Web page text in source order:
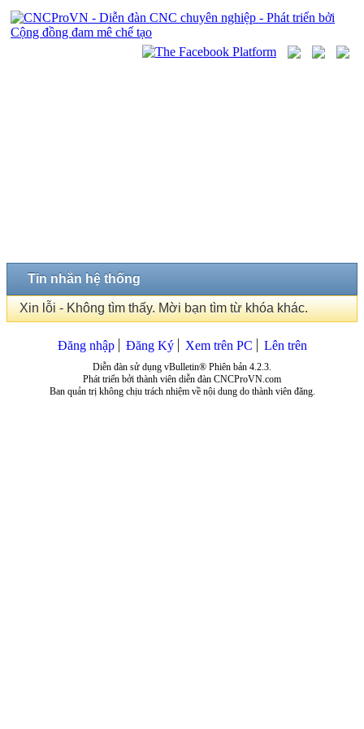
Tin nhắn hệ thống
Xin lỗi - Không tìm thấy. Mời bạn tìm từ khóa khác.
Đăng nhập Đăng Ký Xem trên PC Lên trên
Diễn đàn sử dụng vBulletin® Phiên bản 4.2.3.
Phát triển bởi thành viên diễn đàn CNCProVN.com
Ban quản trị không chịu trách nhiệm về nội dung do thành viên đăng.